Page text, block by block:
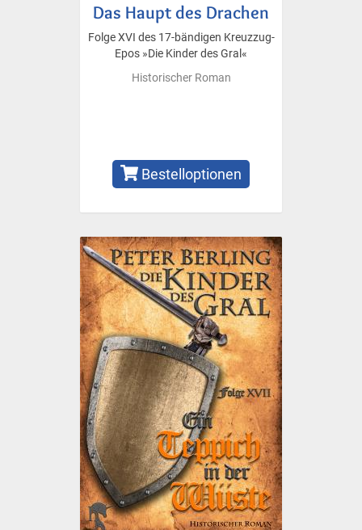
Das Haupt des Drachen
Folge XVI des 17-bändigen Kreuzzug-
Epos »Die Kinder des Gral«
Historischer Roman
Bestelloptionen